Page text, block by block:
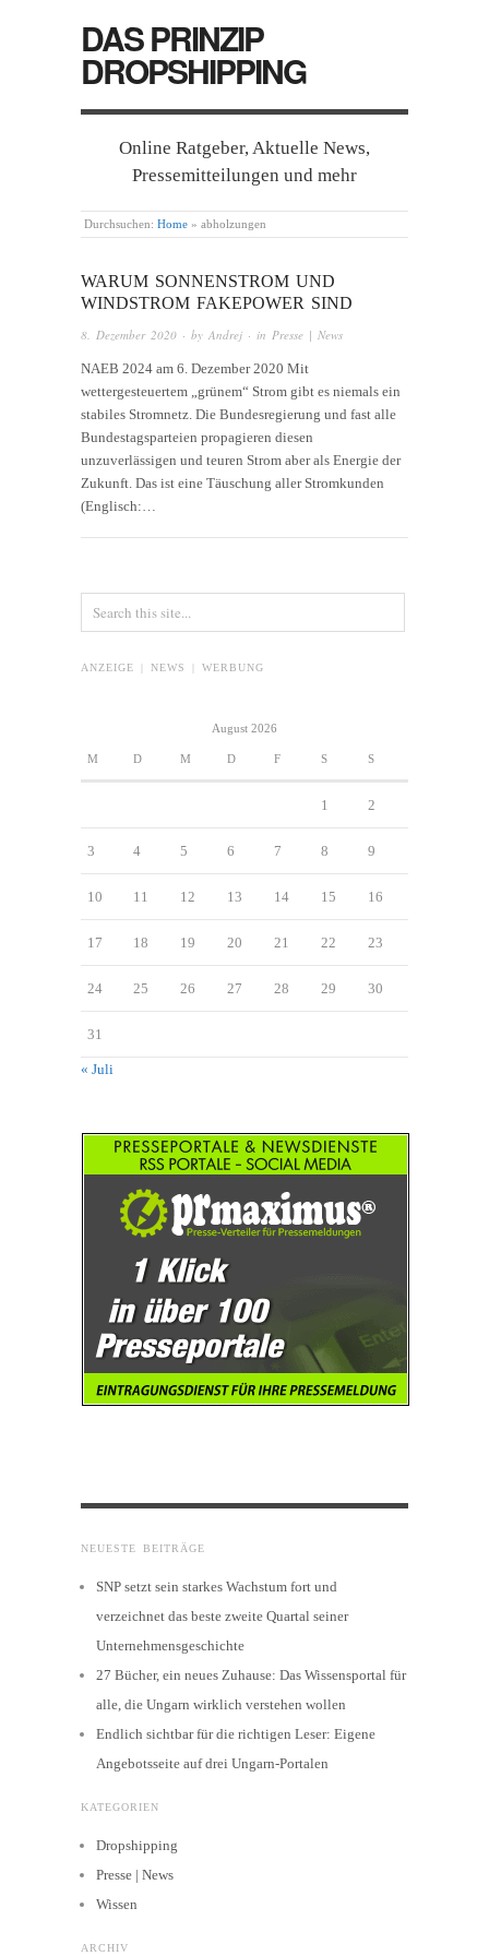
DAS PRINZIP
DROPSHIPPING
Online Ratgeber, Aktuelle News,
Pressemitteilungen und mehr
Durchsuchen: Home » abholzungen
WARUM SONNENSTROM UND
WINDSTROM FAKEPOWER SIND
8. Dezember 2020 · by Andrej · in Presse | News
NAEB 2024 am 6. Dezember 2020 Mit
wettergesteuertem „grünem“ Strom gibt es niemals ein
stabiles Stromnetz. Die Bundesregierung und fast alle
Bundestagsparteien propagieren diesen
unzuverlässigen und teuren Strom aber als Energie der
Zukunft. Das ist eine Täuschung aller Stromkunden
(Englisch:…
ANZEIGE | NEWS | WERBUNG
August 2026
M D M D F S S
1 2
3 4 5 6 7 8 9
10 11 12 13 14 15 16
17 18 19 20 21 22 23
24 25 26 27 28 29 30
31
« Juli
NEUESTE BEITRÄGE
SNP setzt sein starkes Wachstum fort und
verzeichnet das beste zweite Quartal seiner
Unternehmensgeschichte
27 Bücher, ein neues Zuhause: Das Wissensportal für
alle, die Ungarn wirklich verstehen wollen
Endlich sichtbar für die richtigen Leser: Eigene
Angebotsseite auf drei Ungarn-Portalen
KATEGORIEN
Dropshipping
Presse | News
Wissen
ARCHIV